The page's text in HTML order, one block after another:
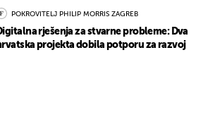
POKROVITELJ PHILIP MORRIS ZAGREB
rješenja za stvarne probleme: Dva
projekta dobila potporu za razvoj